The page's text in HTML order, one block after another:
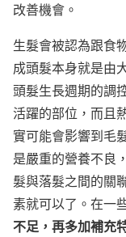
改善機會。
生髮會被認為跟食
成頭髮本身就是由
頭髮生長週期的調
活躍的部位，而且
實可能會影響到毛
是嚴重的營養不良
髮與落髮之間的關
素就可以了。在一
不足，再多加補充